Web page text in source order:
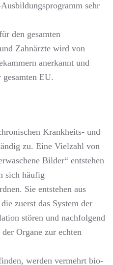
sehr
den gesamten
Zahnärzte wird von
anerkannt und
EU.
Krankheits- und
zu. Eine Vielzahl von
Bilder“ entstehen
sich häufig
Sie entstehen aus
zuerst das System der
stören und nachfolgend
Organe zur echten
werden vermehrt bio-